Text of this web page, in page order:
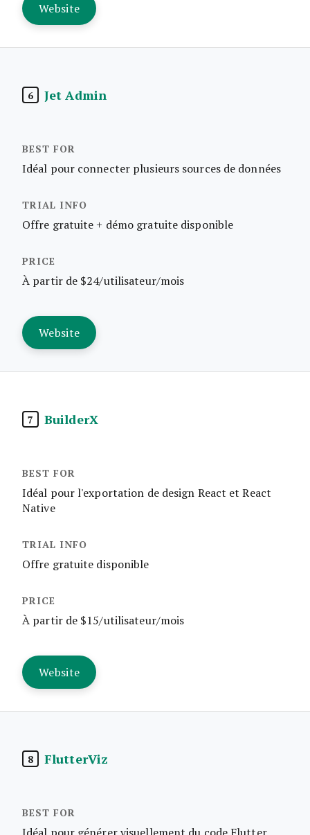
Website
6 Jet Admin
Idéal pour connecter plusieurs sources de données
Offre gratuite + démo gratuite disponible
À partir de $24/utilisateur/mois
Website
7 BuilderX
Idéal pour l'exportation de design React et React
Native
Offre gratuite disponible
À partir de $15/utilisateur/mois
Website
8 FlutterViz
Idéal pour générer visuellement du code Flutter